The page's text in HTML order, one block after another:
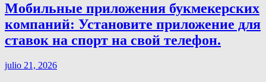
Мобильные приложения букмекерских
компаний: Установите приложение для
ставок на спорт на свой телефон.
julio 21, 2026